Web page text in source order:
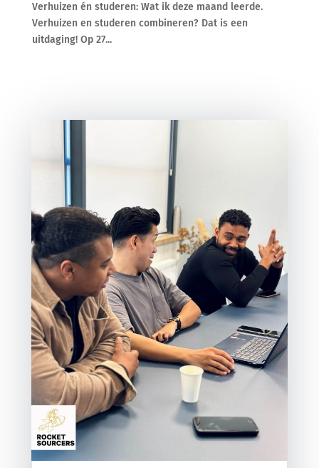
Verhuizen én studeren: Wat ik deze maand leerde.
Verhuizen en studeren combineren? Dat is een
uitdaging! Op 27...